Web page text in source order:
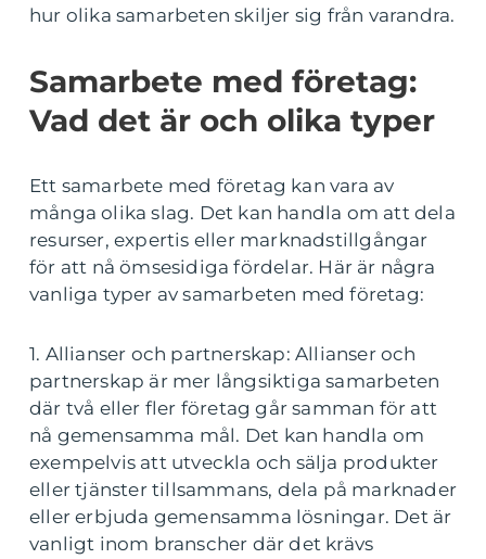
hur olika samarbeten skiljer sig från varandra.
Samarbete med företag:
Vad det är och olika typer
Ett samarbete med företag kan vara av
många olika slag. Det kan handla om att dela
resurser, expertis eller marknadstillgångar
för att nå ömsesidiga fördelar. Här är några
vanliga typer av samarbeten med företag:
1. Allianser och partnerskap: Allianser och
partnerskap är mer långsiktiga samarbeten
där två eller fler företag går samman för att
nå gemensamma mål. Det kan handla om
exempelvis att utveckla och sälja produkter
eller tjänster tillsammans, dela på marknader
eller erbjuda gemensamma lösningar. Det är
vanligt inom branscher där det krävs